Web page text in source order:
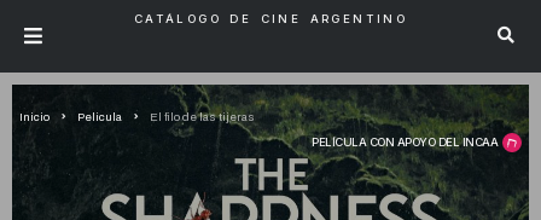
CATÁLOGO DE CINE ARGENTINO
PELÍCULA CON APOYO DEL INCAA
Inicio Pelicula El filo de las tijeras